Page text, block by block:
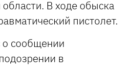
В ходе обыска
пистолет.
о сообщении
в